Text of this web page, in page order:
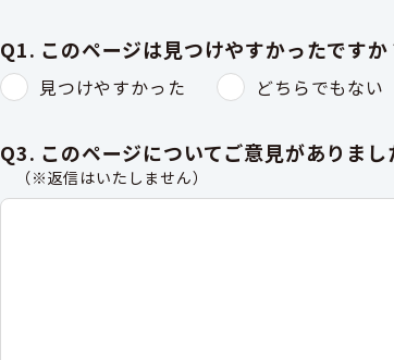
Q1. このページは見つけやすかったですか
見つけやすかった どちらでもない
Q3. このページについてご意見がありま
（※返信はいたしません）